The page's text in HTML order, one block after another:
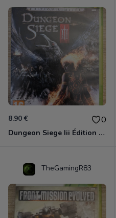
8.90 € 0
Dungeon Siege Iii Édition Limitée - Vf Intégrale Xbox 360
TheGamingR83